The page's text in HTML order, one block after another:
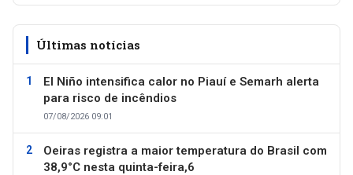
Últimas notícias
El Niño intensifica calor no Piauí e Semarh alerta
para risco de incêndios
07/08/2026 09:01
Oeiras registra a maior temperatura do Brasil com
38,9°C nesta quinta-feira,6